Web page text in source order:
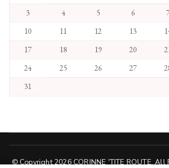
3
4 5 6 7
10
11 12 13
17
18 19 20
24
25 26 27
31
© Copyright 2026 CORINNE 'TITE ROUTE. All